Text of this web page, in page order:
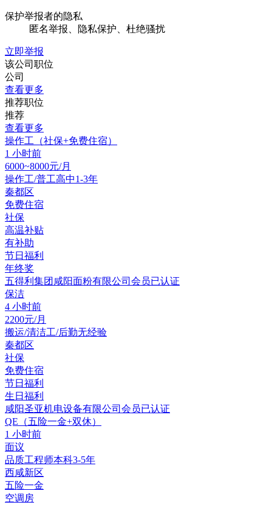
保护举报者的隐私
匿名举报、隐私保护、杜绝骚扰
立即举报
该公司职位
公司
查看更多
推荐职位
推荐
查看更多
操作工（社保+免费住宿）
1 小时前
6000~8000元/月
操作工/普工高中1-3年
秦都区
免费住宿
社保
高温补贴
有补助
节日福利
年终奖
五得利集团咸阳面粉有限公司 会员已认证
保洁
4 小时前
2200元/月
搬运/清洁工/后勤无经验
秦都区
社保
免费住宿
节日福利
生日福利
咸阳圣亚机电设备有限公司 会员已认证
QE（五险一金+双休）
1 小时前
面议
品质工程师本科3-5年
西咸新区
五险一金
空调房